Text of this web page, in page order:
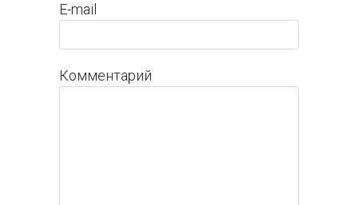
E-mail
Комментарий